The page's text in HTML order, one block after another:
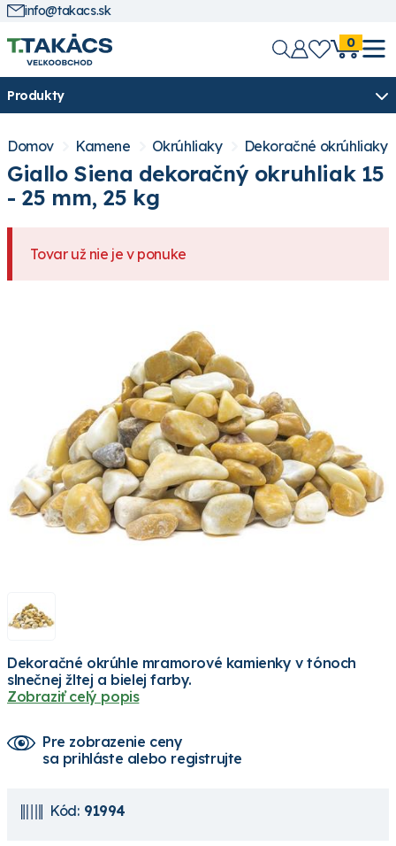
info@takacs.sk
0
Produkty
Domov Kamene Okrúhliaky Dekoračné okrúhliaky
Giallo Siena dekoračný okruhliak 15
- 25 mm, 25 kg
Tovar už nie je v ponuke
Dekoračné okrúhle mramorové kamienky v tónoch
slnečnej žltej a bielej farby.
Zobraziť celý popis
Pre zobrazenie ceny
sa prihláste alebo registrujte
Kód: 91994